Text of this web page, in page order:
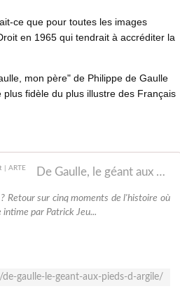
ce que pour toutes les images
en 1965 qui tendrait à accréditer la
mon père" de Philippe de Gaulle
fidèle du plus illustre des Français
De Gaulle, le géant aux pieds d'argile - Regarder le documentaire complet | ARTE
Retour sur cinq moments de l'histoire où
par Patrick Jeu...
gaulle-le-geant-aux-pieds-d-argile/